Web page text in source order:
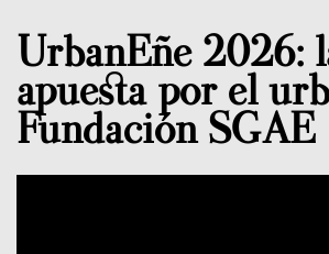
UrbanEñe 2026:
apuesta por el
Fundación SGAE